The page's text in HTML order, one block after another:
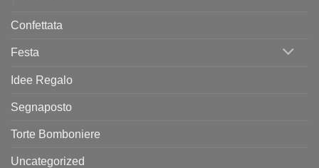
Confettata
Festa
Idee Regalo
Segnaposto
Torte Bomboniere
Uncategorized